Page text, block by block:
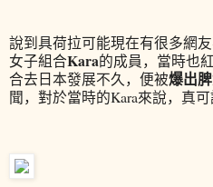
說到具荷拉可能現在有很多網
女子組合Kara的成員，當時也
合去日本發展不久，便被爆出
聞，對於當時的Kara來說，真